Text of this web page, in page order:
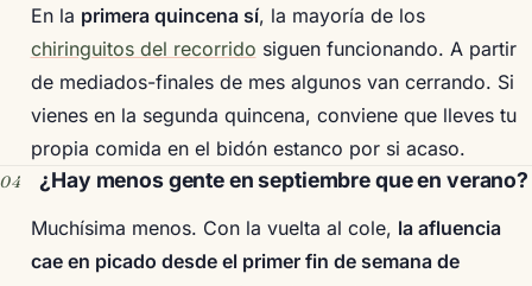
En la primera quincena sí, la mayoría de los
chiringuitos del recorrido siguen funcionando. A partir
de mediados-finales de mes algunos van cerrando. Si
vienes en la segunda quincena, conviene que lleves tu
propia comida en el bidón estanco por si acaso.
¿Hay menos gente en septiembre que en verano?
Muchísima menos. Con la vuelta al cole, la afluencia
cae en picado desde el primer fin de semana de